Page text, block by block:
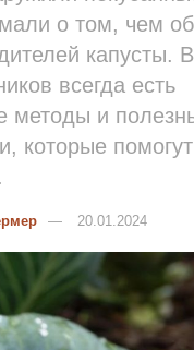
о том, чем
капусты.
всегда есть
методы и
которые
20.01.2024